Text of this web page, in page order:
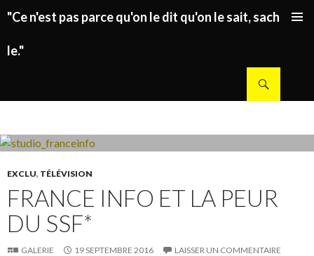
"Ce n'est pas parce qu'on le dit qu'on le sait, sachez
le."
EXCLU, TÉLÉVISION
FRANCE INFO ET LA PEUR
DU SSF*
GALERIE 19 SEPTEMBRE 2016 LAISSER UN COMMENTAIRE